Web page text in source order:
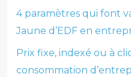
4 paramètres qui font
Jaune d’EDF en
Prix fixe, indexé ou à
consommation